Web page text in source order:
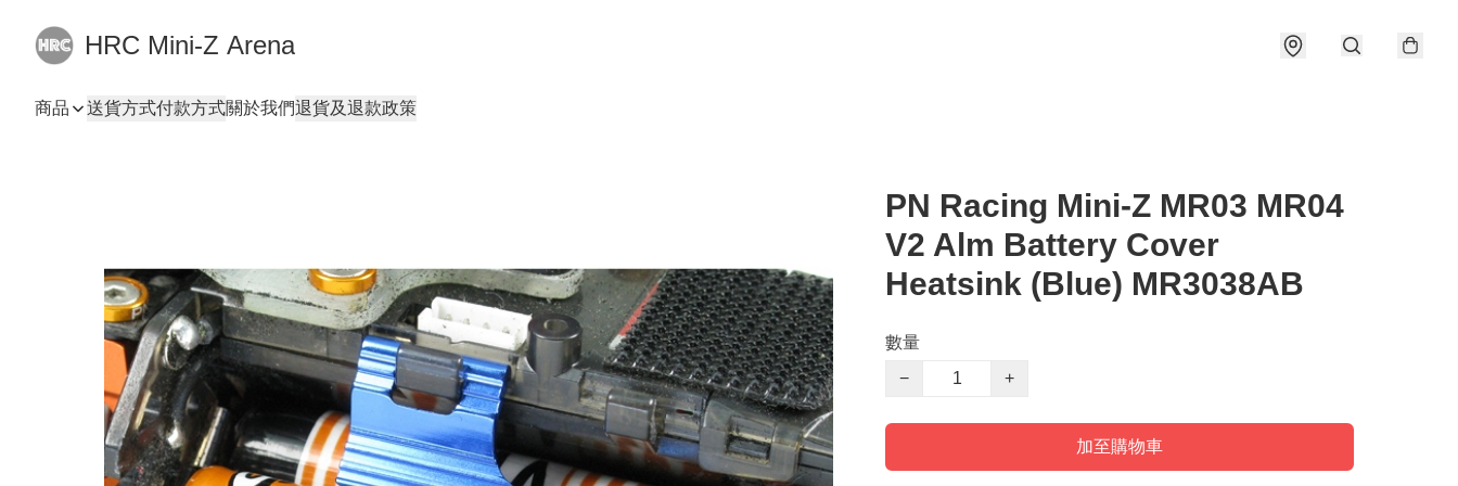
HRC Mini-Z Arena
商品 送貨方式付款方式關於我們退貨及退款政策
PN Racing Mini-Z MR03 MR04
V2 Alm Battery Cover
Heatsink (Blue) MR3038AB
數量
−
+
加至購物車